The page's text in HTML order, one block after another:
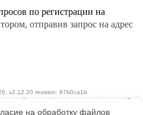
по регистрации на
отправив запрос на адрес
v2.12.20 revision: 67b0ca1b
в области информационных технологий:
на обработку файлов